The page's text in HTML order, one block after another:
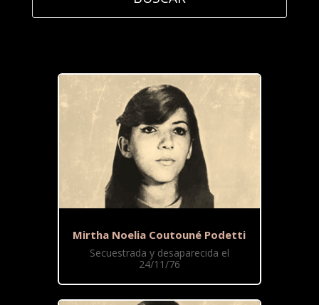
Mirtha Noelia Coutouné Podetti
Secuestrada y desaparecida el
24/11/76